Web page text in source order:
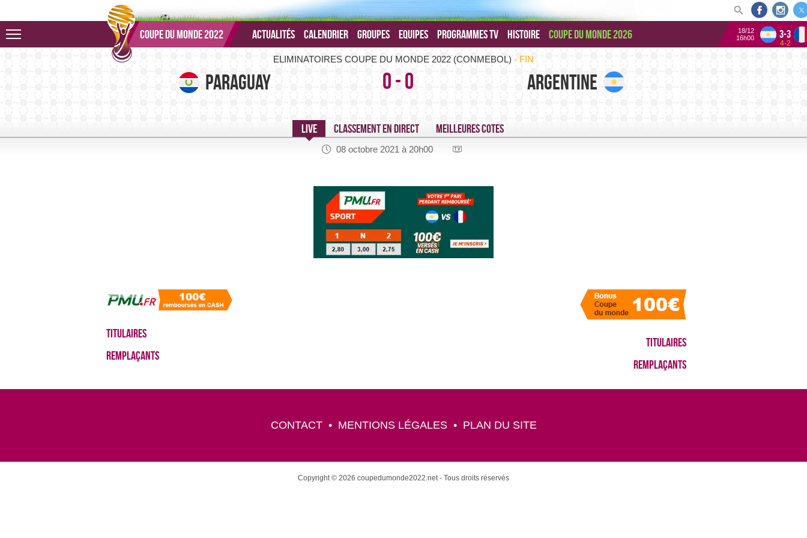
Aller au menu
Coupe du monde 2022 Actualités Calendrier Groupes Equipes Programmes TV Histoire Coupe du monde 2026
18/12
16h00
3-3
4-2
Paraguay-Argentine -
ELIMINATOIRES COUPE DU MONDE 2022 (CONMEBOL)
FIN
Paraguay 0-0 Argentine
08 octobre 2021 à 20h00
Titulaires
Remplaçants
Titulaires
Remplaçants
CONTACT • MENTIONS LÉGALES • PLAN DU SITE
Copyright © 2026 coupedumonde2022.net - Tous droits réservés